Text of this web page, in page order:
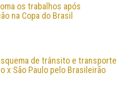
os trabalhos após
na Copa do Brasil
de trânsito e transporte
x São Paulo pelo Brasileirão